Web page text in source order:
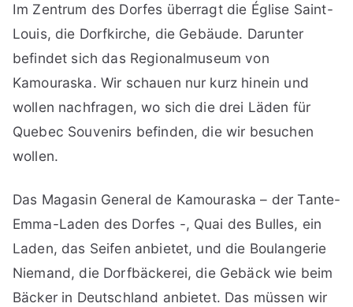
Im Zentrum des Dorfes überragt die Église Saint-
Louis, die Dorfkirche, die Gebäude. Darunter
befindet sich das Regionalmuseum von
Kamouraska. Wir schauen nur kurz hinein und
wollen nachfragen, wo sich die drei Läden für
Quebec Souvenirs befinden, die wir besuchen
wollen.
Das Magasin General de Kamouraska – der Tante-
Emma-Laden des Dorfes -, Quai des Bulles, ein
Laden, das Seifen anbietet, und die Boulangerie
Niemand, die Dorfbäckerei, die Gebäck wie beim
Bäcker in Deutschland anbietet. Das müssen wir